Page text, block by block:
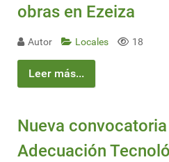
obras en Ezeiza
Autor Locales 18
Leer más...
Nueva
Adecuación